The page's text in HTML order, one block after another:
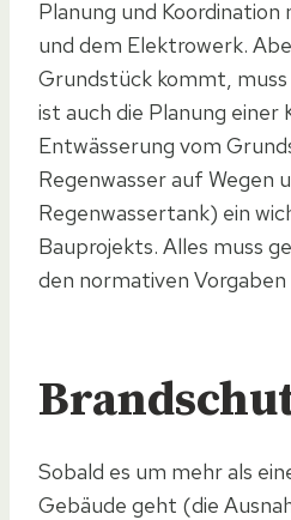
Planung und
und dem Elektrowerk.
Grundstück kommt, muss
ist auch die Planung einer
Entwässerung vom
Regenwasser auf Wegen
Regenwassertank) ein
Bauprojekts. Alles muss
den normativen
Sobald es um mehr als
Gebäude geht (die